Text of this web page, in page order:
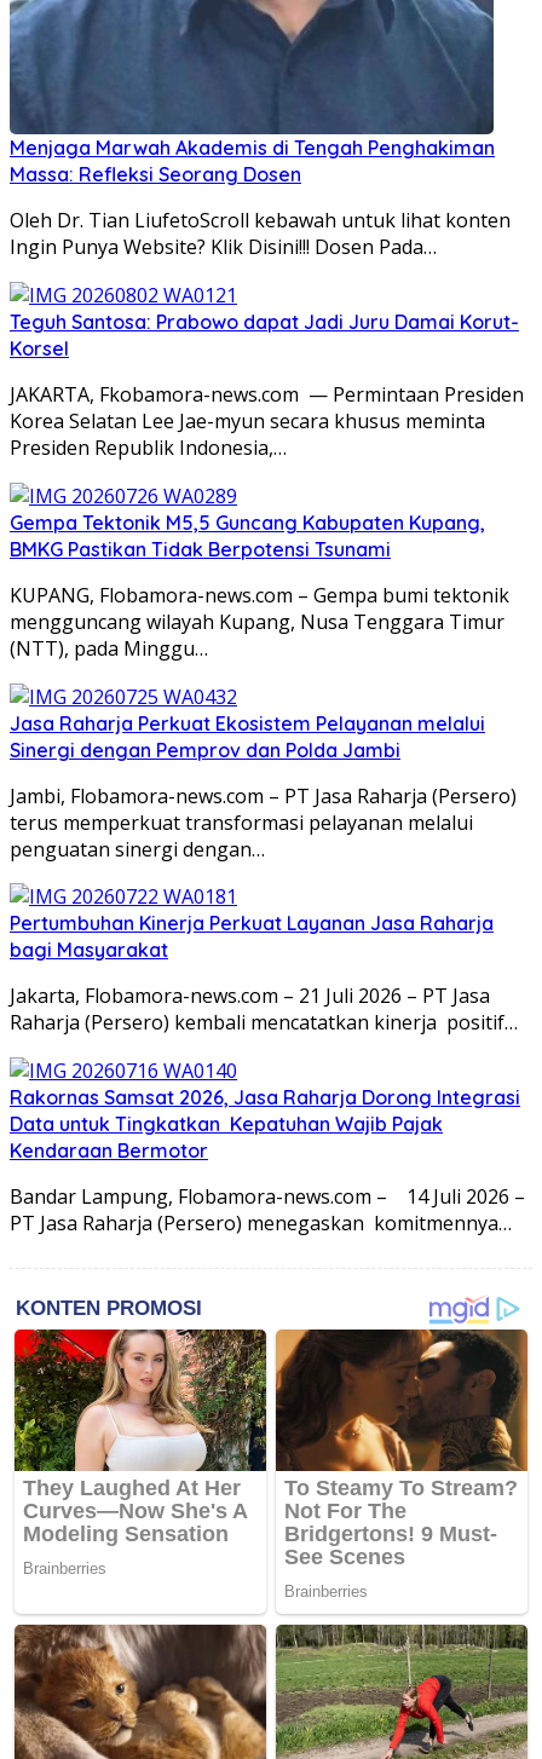
Menjaga Marwah Akademis di Tengah Penghakiman
Massa: Refleksi Seorang Dosen
Oleh Dr. Tian LiufetoScroll kebawah untuk lihat konten
Ingin Punya Website? Klik Disini!!! Dosen Pada…
Teguh Santosa: Prabowo dapat Jadi Juru Damai Korut-
Korsel
JAKARTA, Fkobamora-news.com — Permintaan Presiden
Korea Selatan Lee Jae-myun secara khusus meminta
Presiden Republik Indonesia,…
Gempa Tektonik M5,5 Guncang Kabupaten Kupang,
BMKG Pastikan Tidak Berpotensi Tsunami
KUPANG, Flobamora-news.com – Gempa bumi tektonik
mengguncang wilayah Kupang, Nusa Tenggara Timur
(NTT), pada Minggu…
Jasa Raharja Perkuat Ekosistem Pelayanan melalui
Sinergi dengan Pemprov dan Polda Jambi
Jambi, Flobamora-news.com – PT Jasa Raharja (Persero)
terus memperkuat transformasi pelayanan melalui
penguatan sinergi dengan…
Pertumbuhan Kinerja Perkuat Layanan Jasa Raharja
bagi Masyarakat
Jakarta, Flobamora-news.com – 21 Juli 2026 – PT Jasa
Raharja (Persero) kembali mencatatkan kinerja positif…
Rakornas Samsat 2026, Jasa Raharja Dorong Integrasi
Data untuk Tingkatkan Kepatuhan Wajib Pajak
Kendaraan Bermotor
Bandar Lampung, Flobamora-news.com – 14 Juli 2026 –
PT Jasa Raharja (Persero) menegaskan komitmennya…